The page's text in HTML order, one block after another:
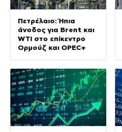
Πετρέλαιο: Ήπια
άνοδος για Brent και
WTI στο επίκεντρο
Ορμούζ και OPEC+